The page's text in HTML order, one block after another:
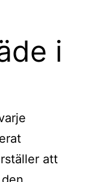
i
att